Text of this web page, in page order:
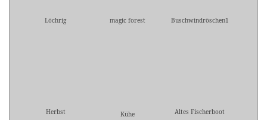
Löchrig magic forest Buschwindröschen1
Herbst Kühe Altes Fischerboot